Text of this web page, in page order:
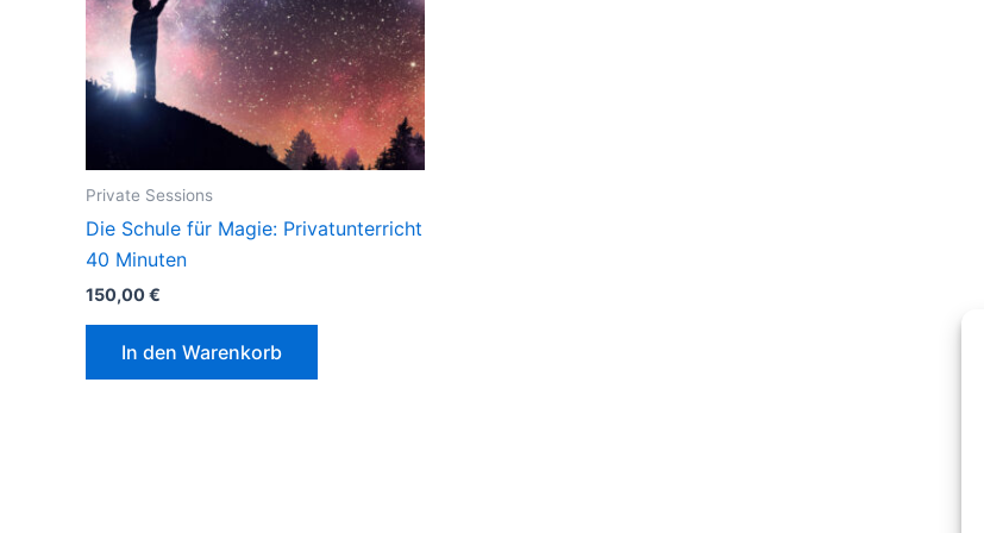
Private Sessions
Die Schule für Magie: Privatunterricht
40 Minuten
150,00€
In den Warenkorb